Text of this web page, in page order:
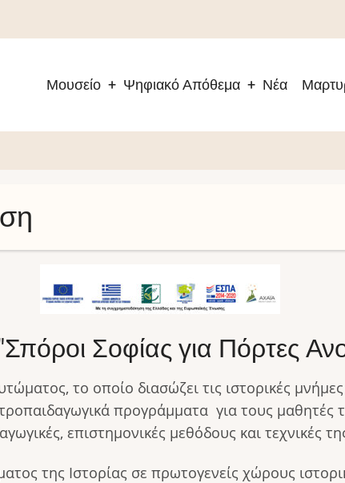
Μουσείο Ψηφιακό Απόθεμα Νέα
Σοφίας για Πόρτες
το οποίο διασώζει τις ιστορικές
προγράμματα για τους μαθητές
επιστημονικές μεθόδους και τεχνικές
της Ιστορίας σε πρωτογενείς χώρους